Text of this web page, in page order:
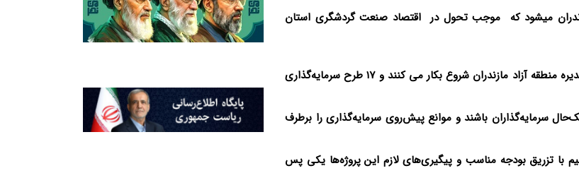
۷۱ سوییت بزودی وارد مازندران میشود که موجب تحول در اقتصاد صنعت گردشگری استان
* منطقه آزاد بصورت عملی اجرا نشده است و بزودی اعضای هیات مدیره منطقه آزاد مازندران شروع بکار می کنند و ۱۷ طرح سرمایه‌گذاری
سرمایه‌گذاران باشند و موانع پیش‌روی سرمایه‌گذاری را برطرف
با تزریق بودجه مناسب و پیگیری‌های لازم این پروژه‌ها یکی پس